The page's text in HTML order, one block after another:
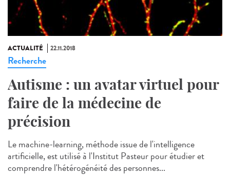
ACTUALITÉ 22.11.2018
Recherche
Autisme : un avatar virtuel pour
faire de la médecine de
précision
Le machine-learning, méthode issue de l'intelligence
artificielle, est utilisé à l'Institut Pasteur pour étudier et
comprendre l'hétérogénéité des personnes...